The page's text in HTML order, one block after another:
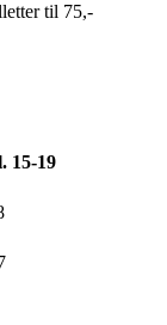
til 75,-
15-19